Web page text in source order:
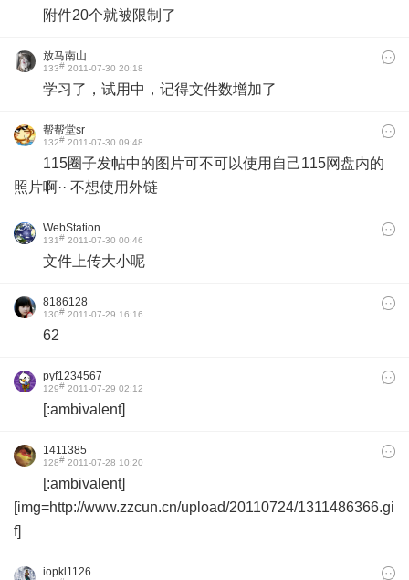
附件20个就被限制了
放马南山
133# 2011-07-30 20:18
学习了，试用中，记得文件数增加了
帮帮堂sr
132# 2011-07-30 09:48
115圈子发帖中的图片可不可以使用自己115网盘内的
照片啊·· 不想使用外链
WebStation
131# 2011-07-30 00:46
文件上传大小呢
8186128
130# 2011-07-29 16:16
62
pyf1234567
129# 2011-07-29 02:12
[:ambivalent]
1411385
128# 2011-07-28 10:20
[:ambivalent]
[img=http://www.zzcun.cn/upload/20110724/1311486366.gi
f]
iopkl1126